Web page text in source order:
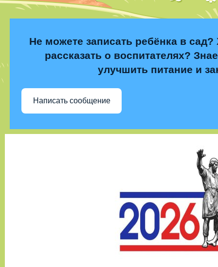
Не можете записать ребёнка в сад?
рассказать о воспитателях?
улучшить питание и
Написать сообщение